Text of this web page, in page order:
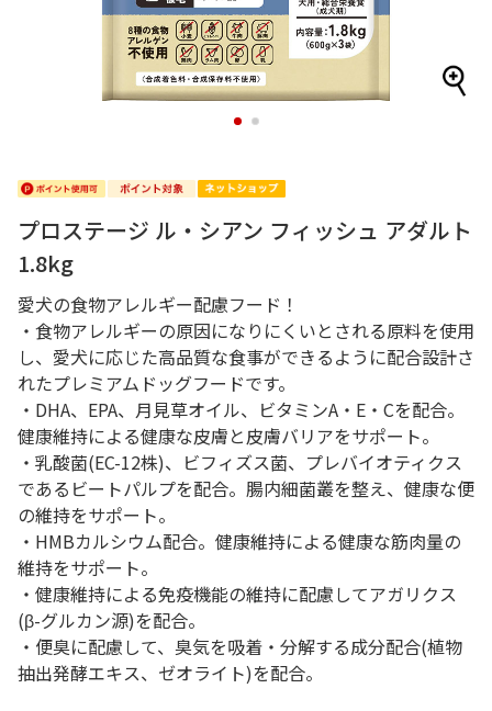
1 2
プロステージ ル・シアン フィッシュ アダルト
1.8kg
愛犬の食物アレルギー配慮フード！
・食物アレルギーの原因になりにくいとされる原料を使用
し、愛犬に応じた高品質な食事ができるように配合設計さ
れたプレミアムドッグフードです。
・DHA、EPA、月見草オイル、ビタミンA・E・Cを配合。
健康維持による健康な皮膚と皮膚バリアをサポート。
・乳酸菌(EC-12株)、ビフィズス菌、プレバイオティクス
であるビートパルプを配合。腸内細菌叢を整え、健康な便
の維持をサポート。
・HMBカルシウム配合。健康維持による健康な筋肉量の
維持をサポート。
・健康維持による免疫機能の維持に配慮してアガリクス
(β-グルカン源)を配合。
・便臭に配慮して、臭気を吸着・分解する成分配合(植物
抽出発酵エキス、ゼオライト)を配合。